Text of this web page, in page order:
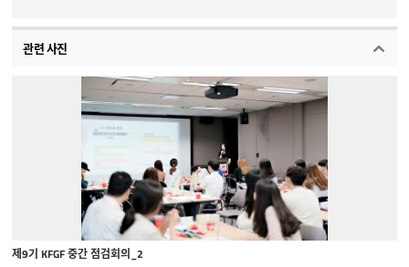
관련 사진
제9기 KFGF 중간 점검회의_2